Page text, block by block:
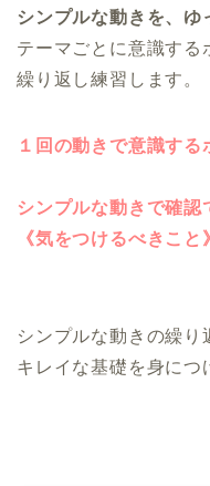
シンプルな動きを、ゆ
テーマごとに意識する
繰り返し練習します。
１回の動きで意識する
シンプルな動きで確認
《気をつけるべきこと
シンプルな動きの繰り
キレイな基礎を身に